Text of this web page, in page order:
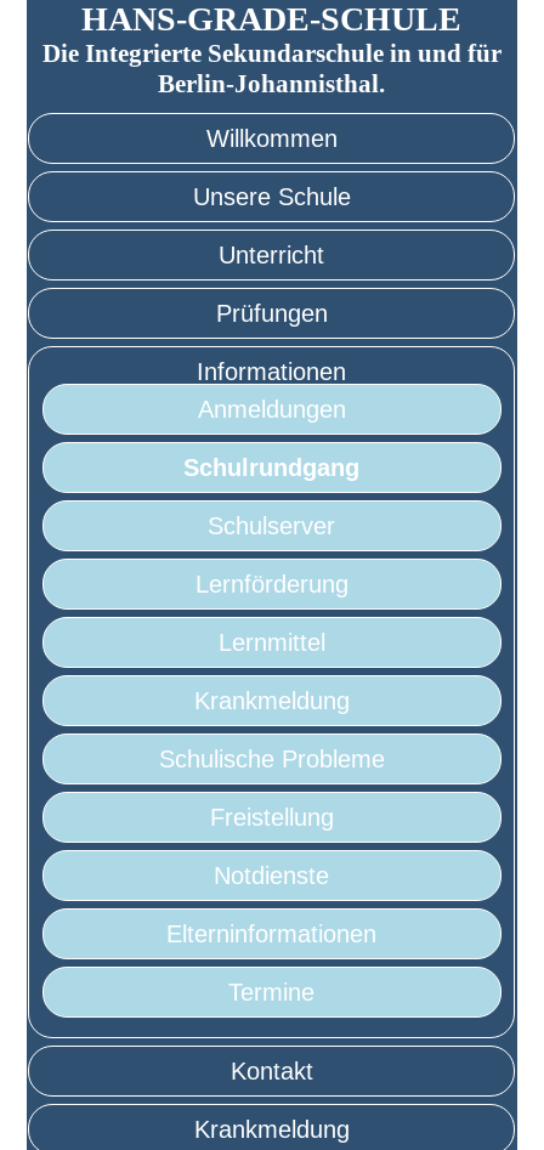
HANS-GRADE-SCHULE
Die Integrierte Sekundarschule in und für
Berlin-Johannisthal.
Willkommen
Unsere Schule
Unterricht
Prüfungen
Informationen
Anmeldungen
Schulrundgang
Schulserver
Lernförderung
Lernmittel
Krankmeldung
Schulische Probleme
Freistellung
Notdienste
Elterninformationen
Termine
Kontakt
Krankmeldung